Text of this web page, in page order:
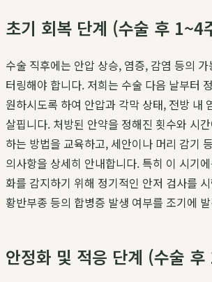
초기 회복 단계 (수술 후 1~4
수술 직후에는 안압 상승, 염증, 감염 등의
터링해야 합니다. 저희는 수술 다음 날부터
원하시도록 하여 안압과 각막 상태, 전방 내
살핍니다. 처방된 안약을 정해진 횟수와 시
하는 방법을 교육하고, 세안이나 머리 감기
의사항을 상세히 안내합니다. 특히 이 시기
화를 감지하기 위해 정기적인 안저 검사를
황반부종 등의 합병증 발생 여부를 조기에
안정화 및 적응 단계 (수술